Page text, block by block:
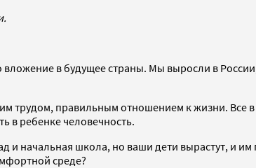
в будущее страны. Мы выросли в
трудом, правильным отношением к жизни. Все
в ребенке человечность.
и начальная школа, но ваши дети вырастут, и
среде?